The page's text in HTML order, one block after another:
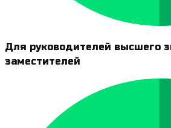
Для руководителей высшего
заместителей